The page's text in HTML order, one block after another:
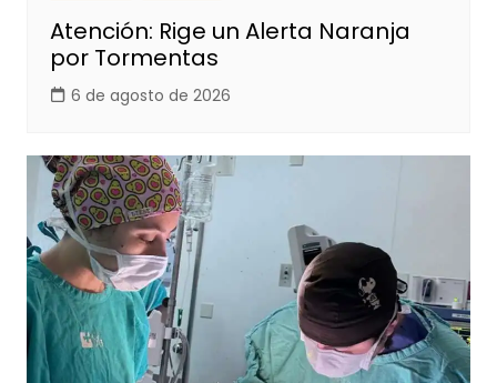
Atención: Rige un Alerta Naranja
por Tormentas
6 de agosto de 2026